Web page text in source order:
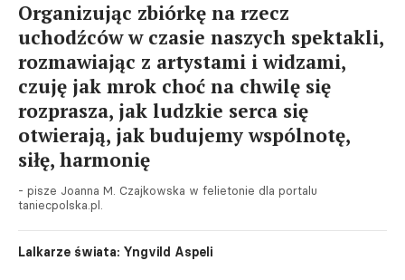
Organizując zbiórkę na rzecz
uchodźców w czasie naszych spektakli,
rozmawiając z artystami i widzami,
czuję jak mrok choć na chwilę się
rozprasza, jak ludzkie serca się
otwierają, jak budujemy wspólnotę,
siłę, harmonię
- pisze Joanna M. Czajkowska w felietonie dla portalu
taniecpolska.pl.
Lalkarze świata: Yngvild Aspeli